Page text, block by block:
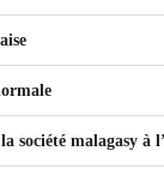
société malagasy à